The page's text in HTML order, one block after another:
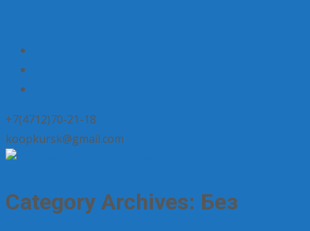
+7(4712)70-21-18
koopkursk@gmail.com
Category Archives: Без